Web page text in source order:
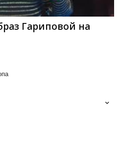
Гариповой на